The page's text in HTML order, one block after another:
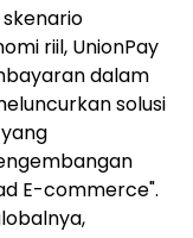
riil, UnionPay
dalam
solusi
E-commerce".